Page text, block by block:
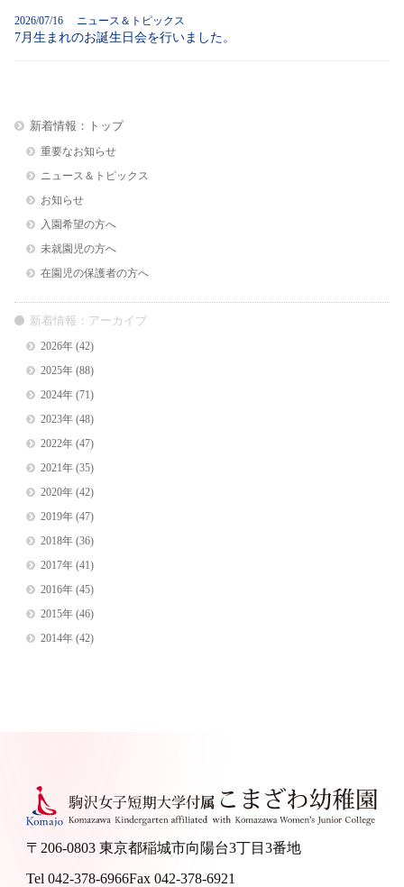
2026/07/16 ニュース＆トピックス
7月生まれのお誕生日会を行いました。
新着情報：トップ
重要なお知らせ
ニュース＆トピックス
お知らせ
入園希望の方へ
未就園児の方へ
在園児の保護者の方へ
新着情報：アーカイブ
2026年(42)
2025年(88)
2024年(71)
2023年(48)
2022年(47)
2021年(35)
2020年(42)
2019年(47)
2018年(36)
2017年(41)
2016年(45)
2015年(46)
2014年(42)
〒206-0803 東京都稲城市向陽台3丁目3番地
Tel 042-378-6966Fax 042-378-6921